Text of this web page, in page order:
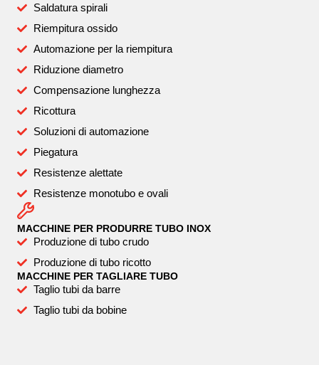
Saldatura spirali
Riempitura ossido
Automazione per la riempitura
Riduzione diametro
Compensazione lunghezza
Ricottura
Soluzioni di automazione
Piegatura
Resistenze alettate
Resistenze monotubo e ovali
MACCHINE PER PRODURRE TUBO INOX
Produzione di tubo crudo
Produzione di tubo ricotto
MACCHINE PER TAGLIARE TUBO
Taglio tubi da barre
Taglio tubi da bobine